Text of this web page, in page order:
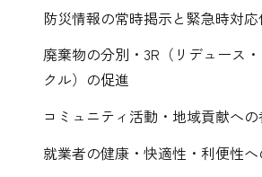
防災情報の常時掲示と緊急時対
廃棄物の分別・3R（リデュース
クル）の促進
コミュニティ活動・地域貢献への
就業者の健康・快適性・利便性